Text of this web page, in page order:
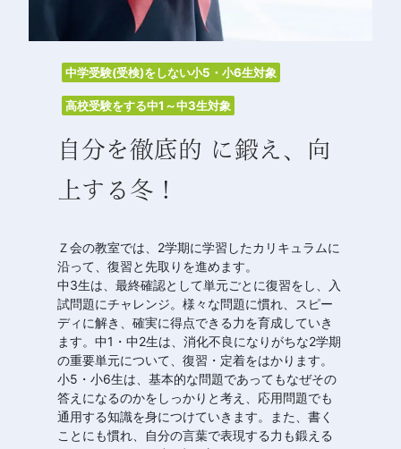
中学受験(受検)をしない小5・小6生対象
高校受験をする中1～中3生対象
自分を徹底的 に鍛え、向
上する冬！
Ｚ会の教室では、2学期に学習したカリキュラムに
沿って、復習と先取りを進めます。
中3生は、最終確認として単元ごとに復習をし、入
試問題にチャレンジ。様々な問題に慣れ、スピー
ディに解き、確実に得点できる力を育成していき
ます。中1・中2生は、消化不良になりがちな2学期
の重要単元について、復習・定着をはかります。
小5・小6生は、基本的な問題であってもなぜその
答えになるのかをしっかりと考え、応用問題でも
通用する知識を身につけていきます。また、書く
ことにも慣れ、自分の言葉で表現する力も鍛える